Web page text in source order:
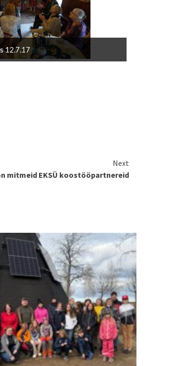
12.7.17
Next
mitmeid EKSÜ koostööpartnereid